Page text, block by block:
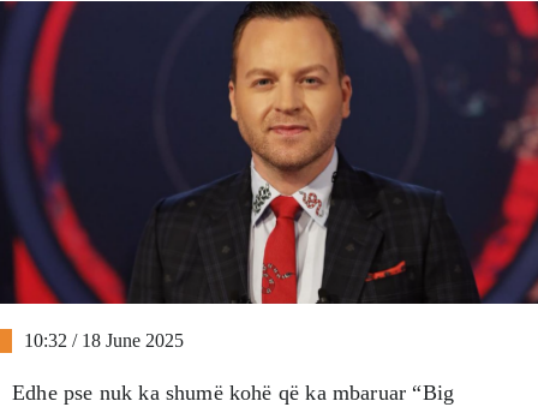
10:32 / 18 June 2025
Edhe pse nuk ka shumë kohë që ka mbaruar “Big